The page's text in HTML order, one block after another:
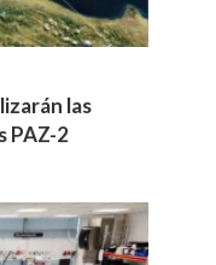
las
PAZ-2